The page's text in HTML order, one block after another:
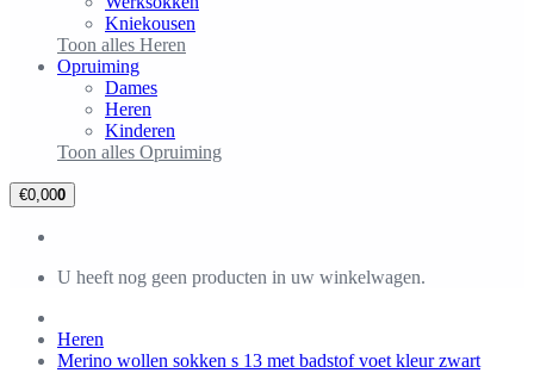
Kniekousen
Toon alles Heren
Opruiming
Dames
Heren
Kinderen
Toon alles Opruiming
€0,000
U heeft nog geen producten in uw winkelwagen.
Heren
Merino wollen sokken s 13 met badstof voet kleur zwart